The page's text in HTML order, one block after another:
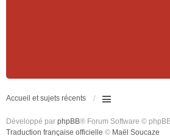
Accueil et sujets récents
Développé par phpBB® Forum Software ©
Traduction française officielle © Maël Soucaze